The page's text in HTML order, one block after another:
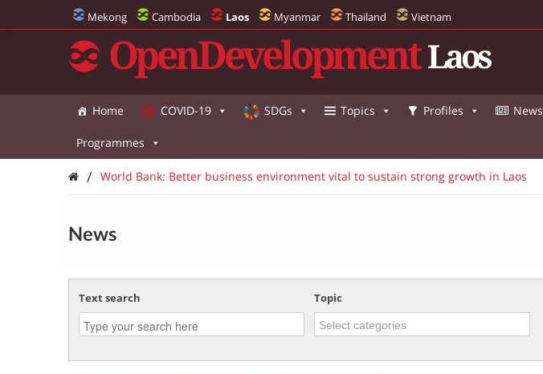
Mekong Cambodia Laos Myanmar Thailand Vietnam
OpenDevelopment Laos
Home COVID-19 SDGs Topics Profiles News
Programmes
/ World Bank: Better business environment vital to sustain strong growth in Laos
News
Text search Topic